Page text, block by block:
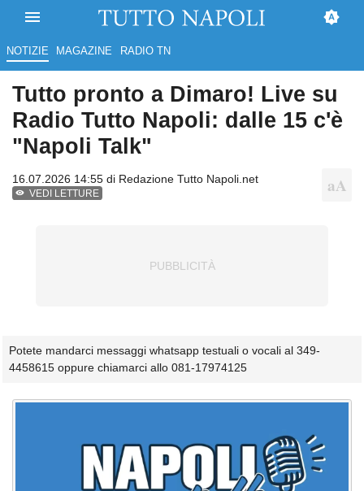
NOTIZIE MAGAZINE RADIO TN
Tutto pronto a Dimaro! Live su
Radio Tutto Napoli: dalle 15 c'è
"Napoli Talk"
16.07.2026 14:55 di Redazione Tutto Napoli.net
VEDI LETTURE
Potete mandarci messaggi whatsapp testuali o vocali al 349-
4458615 oppure chiamarci allo 081-17974125